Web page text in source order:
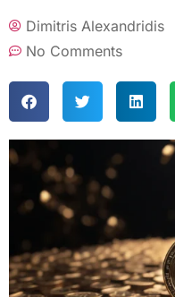
Dimitris Alexandridis
No Comments